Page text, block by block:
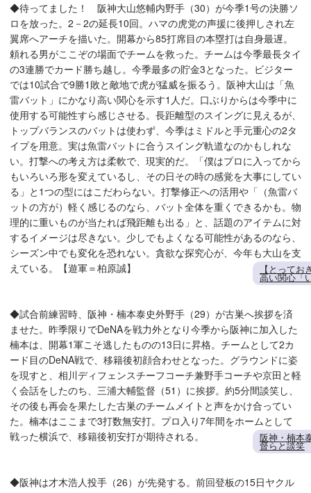
◆待ってました！ 阪神大山悠輔内野手（30）が今季1号の決勝ソ
ロを放った。2－2の延長10回。ハマの虎党の声援に後押しされ左
翼席へアーチを描いた。開幕から85打席目の本塁打は自身最遅。
頼れる男がここぞの場面でチームを救った。チームは今季最長タイ
の3連勝でカード勝ち越し。今季最多の貯金3となった。ビジター
では10試合で9勝1敗と敵地で虎が猛威を振るう。阪神大山は「魚
雷バット」にかなり高い関心を示す1人だ。口ぶりからは今季中に
使用する可能性すら感じさせる。長距離型のスイングに見えるが、
トップバランスのバットは使わず、今季はミドルと手元重心の2タ
イプを用意。実は魚雷バットに合うスイング軌道なのかもしれな
い。打撃への考え方は柔軟で、現実的だ。「僕はプロに入ってから
もいろいろ形を変えているし、その日その時の感覚を大事にしてい
る」と1つの型にはこだわらない。打撃修正への活用や「（魚雷バ
ットの方が）軽く感じるのなら、バット全体を重くできるかも。物
理的に重いものが当たれば飛距離も出る」と、話題のアイテムに対
するイメージは尽きない。少しでもよくなる可能性があるのなら、
シーズン中でも変化を恐れない。貪欲な探究心が、今年も大山を支
えている。【遊軍＝柏原誠】
【とって
高い関心「
◆試合前練習時、阪神・楠本泰史外野手（29）が古巣へ挨拶を済
ませた。昨季限りでDeNAを戦力外となり今季から阪神に加入した
楠本は、開幕1軍こそ逃したものの13日に昇格。チームとして2カ
ード目のDeNA戦で、移籍後初顔合わせとなった。グラウンドに姿
を現すと、相川ディフェンスチーフコーチ兼野手コーチや京田と軽
く会話をしたのち、三浦大輔監督（51）に挨拶。約5分間談笑し、
その後も再会を果たした古巣のチームメイトと声をかけ合ってい
た。楠本はここまで3打数無安打。プロ入り7年間をホームとして
戦った横浜で、移籍後初安打が期待される。
阪神・楠本
督らと談笑
◆阪神は才木浩人投手（26）が先発する。前回登板の15日ヤクル